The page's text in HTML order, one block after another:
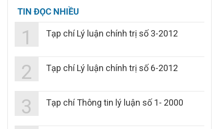
TIN ĐỌC NHIỀU
1 Tạp chí Lý luận chính trị số 3-2012
2 Tạp chí Lý luận chính trị số 6-2012
3 Tạp chí Thông tin lý luận số 1- 2000